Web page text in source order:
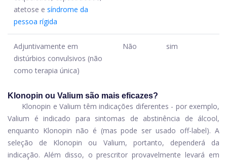
atetose e síndrome da
pessoa rígida
Adjuntivamente em
distúrbios convulsivos (não
como terapia única)
Não sim
Klonopin ou Valium são mais eficazes?
Klonopin e Valium têm indicações diferentes - por exemplo,
Valium é indicado para sintomas de abstinência de álcool,
enquanto Klonopin não é (mas pode ser usado off-label). A
seleção de Klonopin ou Valium, portanto, dependerá da
indicação. Além disso, o prescritor provavelmente levará em